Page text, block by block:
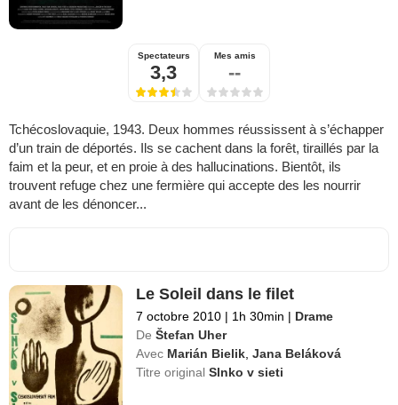
Spectateurs
3,3
Mes amis
--
Tchécoslovaquie, 1943. Deux hommes réussissent à s’échapper
d’un train de déportés. Ils se cachent dans la forêt, tiraillés par la
faim et la peur, et en proie à des hallucinations. Bientôt, ils
trouvent refuge chez une fermière qui accepte des les nourrir
avant de les dénoncer...
Le Soleil dans le filet
7 octobre 2010 | 1h 30min | Drame
De Štefan Uher
Avec Marián Bielik,Jana Beláková
Titre originalSlnko v sieti